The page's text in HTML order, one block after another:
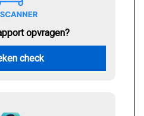
opvragen?
check